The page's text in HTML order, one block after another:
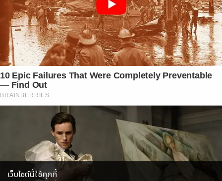
10 Epic Failures That Were Completely Preventable
— Find Out
BRAINBERRIES
เว็บไซต์นี้ใช้คุกกี้